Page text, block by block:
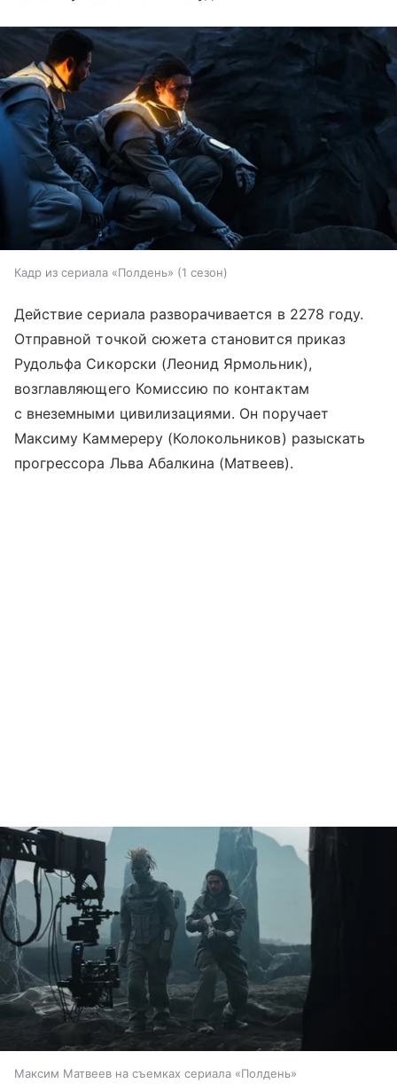
Кадр из сериала «Полдень» (1 сезон)
Действие сериала разворачивается в 2278 году.
Отправной точкой сюжета становится приказ
Рудольфа Сикорски (Леонид Ярмольник),
возглавляющего Комиссию по контактам
с внеземными цивилизациями. Он поручает
Максиму Каммереру (Колокольников) разыскать
прогрессора Льва Абалкина (Матвеев).
Максим Матвеев на съемках сериала «Полдень»